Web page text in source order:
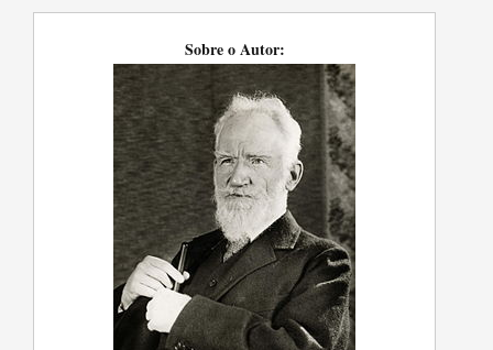
Sobre o Autor: